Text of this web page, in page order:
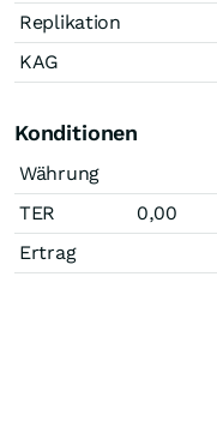
Replikation
KAG
Konditionen
Währung
TER
0,00
Ertrag